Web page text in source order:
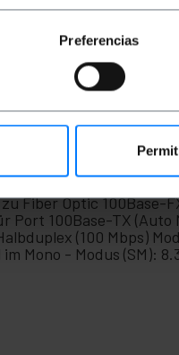
Preferencias
Fiber Optic 100Base-
Port 100Base-TX
(100 Mbps)
Mono - Modus (SM):